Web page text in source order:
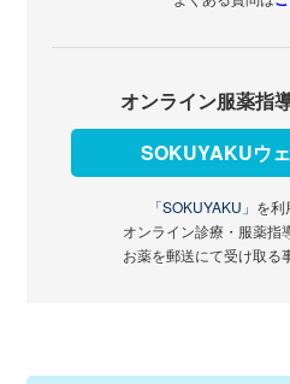
オンライン服薬指
SOKUYAKUウ
「SOKUYAKU」 を利
オンライン診療・服薬指
お薬を郵送にて受け取る